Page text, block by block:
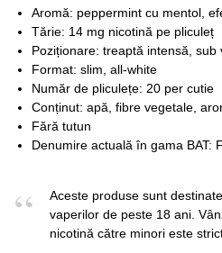
Aromă: peppermint cu mentol,
Tărie: 14 mg nicotină pe pliculeț
Poziționare: treaptă intensă, sub
Format: slim, all-white
Număr de pliculețe: 20 per cutie
Conținut: apă, fibre vegetale,
Fără tutun
Denumire actuală în gama BAT:
Aceste produse sunt
vaperilor de peste 18 ani.
nicotină către minori este